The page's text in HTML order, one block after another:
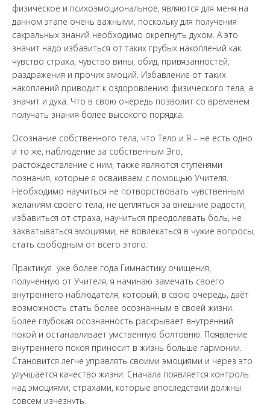
физическое и психоэмоциональное, являются для меня на
данном этапе очень важными, поскольку для получения
сакральных знаний необходимо окрепнуть духом. А это
значит надо избавиться от таких грубых накоплений как
чувство страха, чувство вины, обид, привязанностей,
раздражения и прочих эмоций. Избавление от таких
накоплений приводит к оздоровлению физического тела, а
значит и духа. Что в свою очередь позволит со временем
получать знания более высокого порядка.
Осознание собственного тела, что Тело и Я – не есть одно
и то же, наблюдение за собственным Эго,
растождествление с ним, также являются ступенями
познания, которые я осваиваем с помощью Учителя.
Необходимо научиться не потворствовать чувственным
желаниям своего тела, не цепляться за внешние радости,
избавиться от страха, научиться преодолевать боль, не
захватываться эмоциями, не вовлекаться в чужие вопросы,
стать свободным от всего этого.
Практикуя уже более года Гимнастику очищения,
полученную от Учителя, я начинаю замечать своего
внутреннего наблюдателя, который, в свою очередь, даёт
возможность стать более осознанным в своей жизни.
Более глубокая осознанность раскрывает внутренний
покой и останавливает умственную болтовню. Появление
внутреннего покоя приносит в жизнь больше гармонии.
Становится легче управлять своими эмоциями и через это
улучшается качество жизни. Сначала появляется контроль
над эмоциями, страхами, которые впоследствии должны
совсем изчезнуть.